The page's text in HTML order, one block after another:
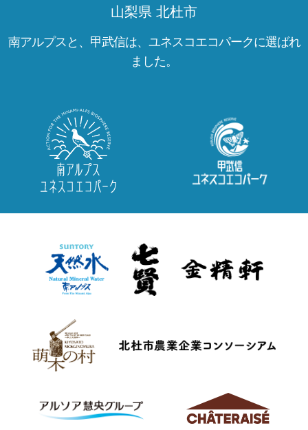
山梨県 北杜市
南アルプスと、甲武信は、ユネスコエコパークに選ばれ
ました。